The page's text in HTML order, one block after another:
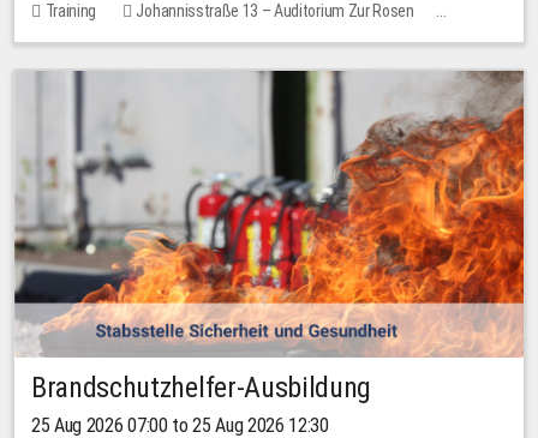
Training
Johannisstraße 13 – Auditorium Zur Rosen
No free places
Brandschutzhelfer-Ausbildung
25 Aug 2026 07:00 to 25 Aug 2026 12:30